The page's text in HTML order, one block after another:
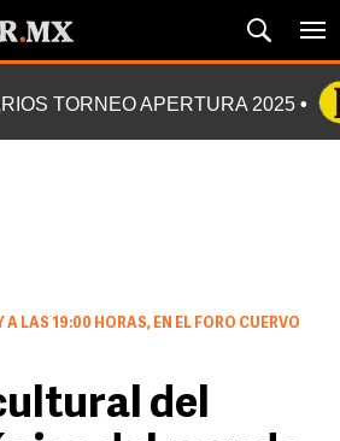
TORNEO APERTURA 2025
A LAS 19:00 HORAS, EN EL FORO CUERVO
del